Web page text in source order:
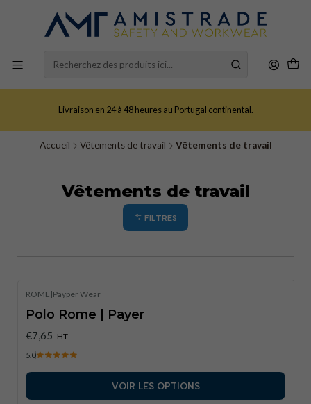
Livraison en 24 à 48 heures au Portugal continental.
Accueil Vêtements de travail Vêtements de travail
Vêtements de travail
FILTRES
ROME |Payper Wear
Polo Rome | Payer
€7,65 HT
5.0
VOIR LES OPTIONS